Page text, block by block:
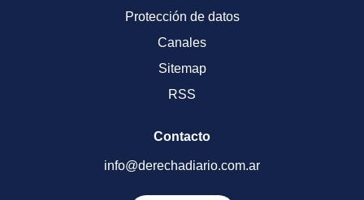
Protección de datos
Canales
Sitemap
RSS
Contacto
info@derechadiario.com.ar